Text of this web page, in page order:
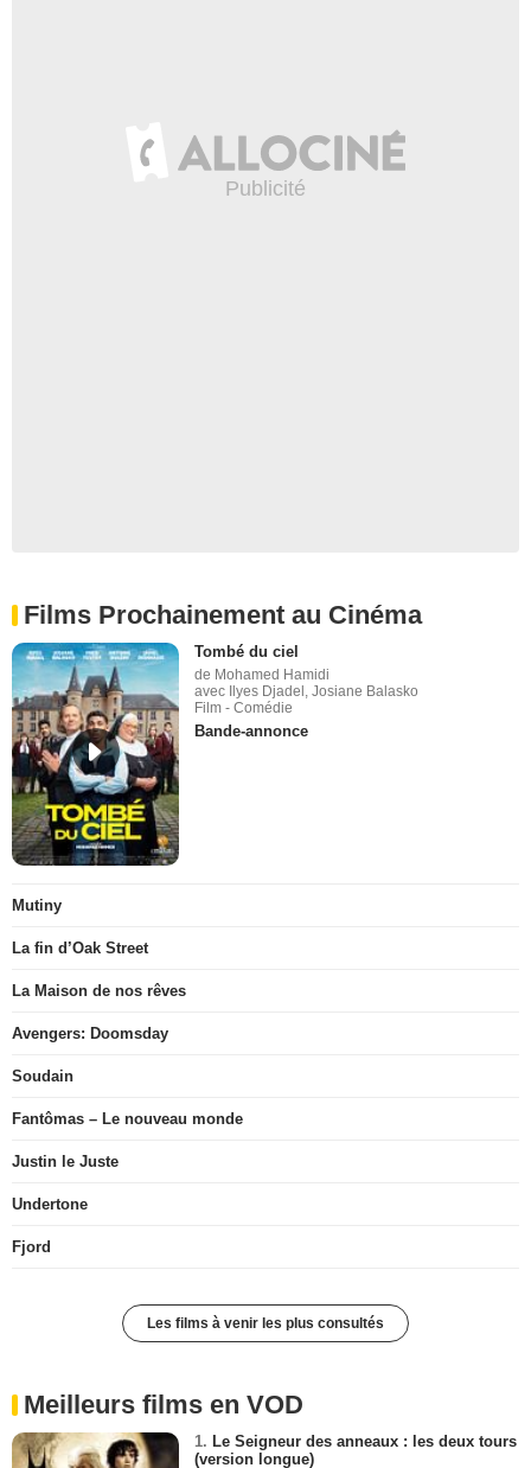
Films Prochainement au Cinéma
Tombé du ciel
de Mohamed Hamidi
avec Ilyes Djadel, Josiane Balasko
Film - Comédie
Bande-annonce
Mutiny
La fin d’Oak Street
La Maison de nos rêves
Avengers: Doomsday
Soudain
Fantômas – Le nouveau monde
Justin le Juste
Undertone
Fjord
Les films à venir les plus consultés
Meilleurs films en VOD
1. Le Seigneur des anneaux : les deux tours
(version longue)